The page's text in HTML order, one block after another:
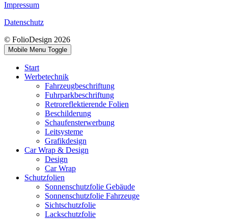
Impressum
Datenschutz
© FolioDesign 2026
Mobile Menu Toggle
Start
Werbetechnik
Fahrzeugbeschriftung
Fuhrparkbeschriftung
Retroreflektierende Folien
Beschilderung
Schaufensterwerbung
Leitsysteme
Grafikdesign
Car Wrap & Design
Design
Car Wrap
Schutzfolien
Sonnenschutzfolie Gebäude
Sonnenschutzfolie Fahrzeuge
Sichtschutzfolie
Lackschutzfolie